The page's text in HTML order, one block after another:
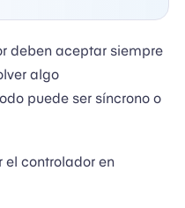
deben aceptar siempre
algo
puede ser síncrono o
el controlador en